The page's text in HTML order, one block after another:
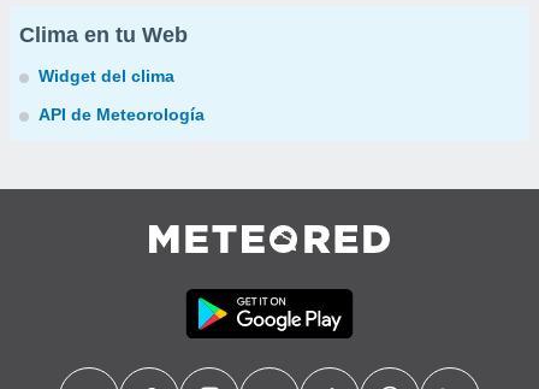
Clima en tu Web
Widget del clima
API de Meteorología